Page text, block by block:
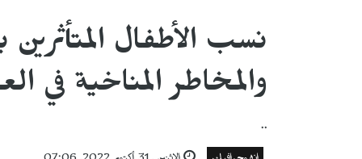
نسب الأطفال
والمخاطر المناخية في
..